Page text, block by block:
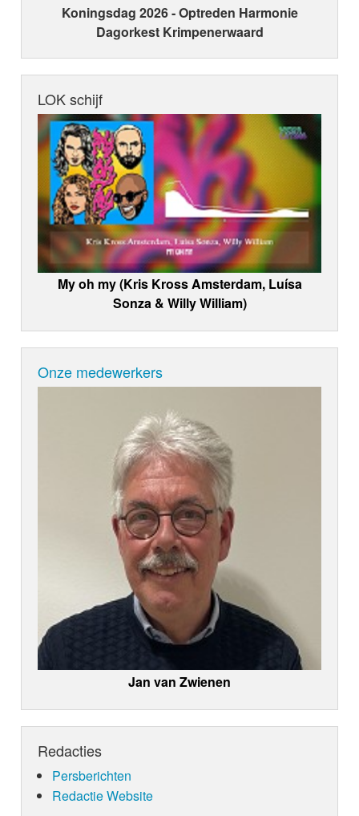
Koningsdag 2026 ‑ Optreden Harmonie
Dagorkest Krimpenerwaard
LOK schijf
My oh my (Kris Kross Amsterdam, Luísa
Sonza & Willy William)
Onze medewerkers
Jan van Zwienen
Redacties
Persberichten
Redactie Website